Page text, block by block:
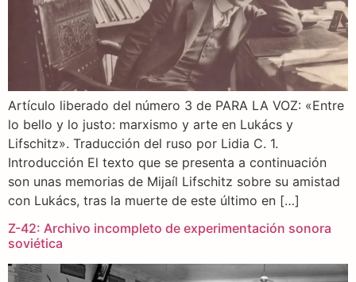
Artículo liberado del número 3 de PARA LA VOZ: «Entre
lo bello y lo justo: marxismo y arte en Lukács y
Lifschitz». Traducción del ruso por Lidia C. 1.
Introducción El texto que se presenta a continuación
son unas memorias de Mijaíl Lifschitz sobre su amistad
con Lukács, tras la muerte de este último en […]
Z-42: Archivo incompleto de experimentación sonora
soviética